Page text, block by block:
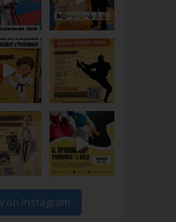
on Instagram